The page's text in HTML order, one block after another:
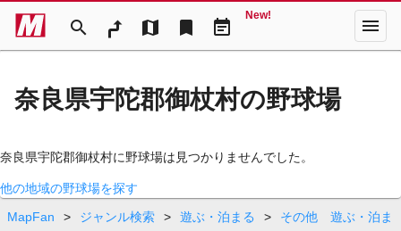
search map bookmark event_note
New! menu
奈良県宇陀郡御杖村の野球場
奈良県宇陀郡御杖村に野球場は見つかりませんでした。
他の地域の野球場を探す
MapFan
> ジャンル検索 > 遊ぶ・泊まる >
その他 遊ぶ・泊ま